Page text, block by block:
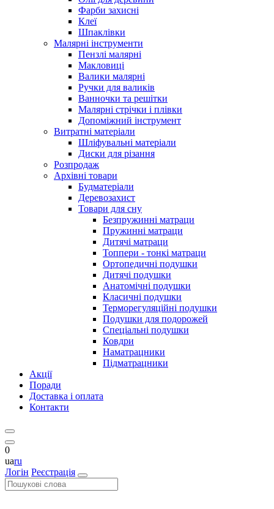
Фарби захисні
Клеї
Шпаклівки
Малярні інструменти
Пензлі малярні
Макловиці
Валики малярні
Ручки для валиків
Ванночки та решітки
Малярні стрічки і плівки
Допоміжний інструмент
Витратні матеріали
Шліфувальні матеріали
Диски для різання
Розпродаж
Архівні товари
Будматеріали
Деревозахист
Товари для сну
Безпружинні матраци
Пружинні матраци
Дитячі матраци
Топпери - тонкі матраци
Ортопедичні подушки
Дитячі подушки
Анатомічні подушки
Класичні подушки
Терморегуляційні подушки
Подушки для подорожей
Спеціальні подушки
Ковдри
Наматрацники
Підматрацники
Акції
Поради
Доставка і оплата
Контакти
0
uaru
Логін Реєстрація